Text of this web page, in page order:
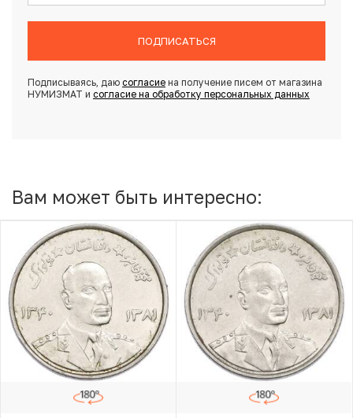
ПОДПИСАТЬСЯ
Подписываясь, даю согласиена получение писем от магазина
НУМИЗМАТ и согласие на обработку персональных данных
Вам может быть интересно: